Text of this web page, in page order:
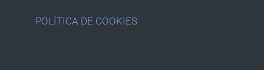
POLÍTICA DE COOKIES